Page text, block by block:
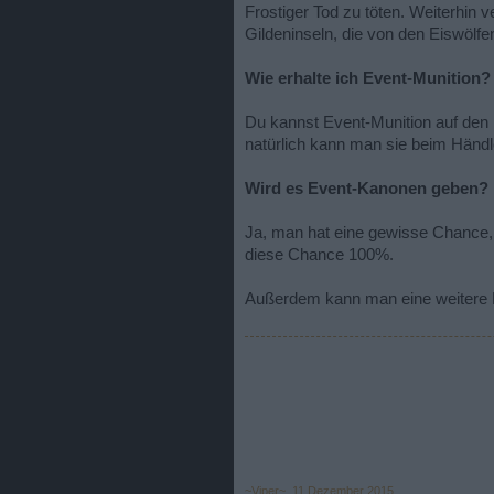
Frostiger Tod zu töten. Weiterhin
Gildeninseln, die von den
Wie erhalte ich Event-Munition?
Du kannst Event-Munition auf
natürlich kann man sie beim
Wird es Event-Kanonen geben?
Ja, man hat eine gewisse
diese Chance 100%.
Außerdem kann man eine
~Viper~ 11 Dezember 2015